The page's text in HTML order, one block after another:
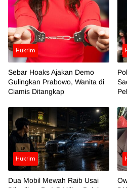
Hukrim
Sebar Hoaks Ajakan Demo
Gulingkan Prabowo, Wanita di
Ciamis Ditangkap
Hukrim
Dua Mobil Mewah Raib Usai